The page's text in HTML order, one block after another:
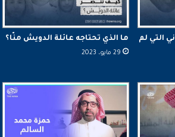
التي لم
ما الذي تحتاجه عائلة الدويش منّا؟
29 مايو، 2023